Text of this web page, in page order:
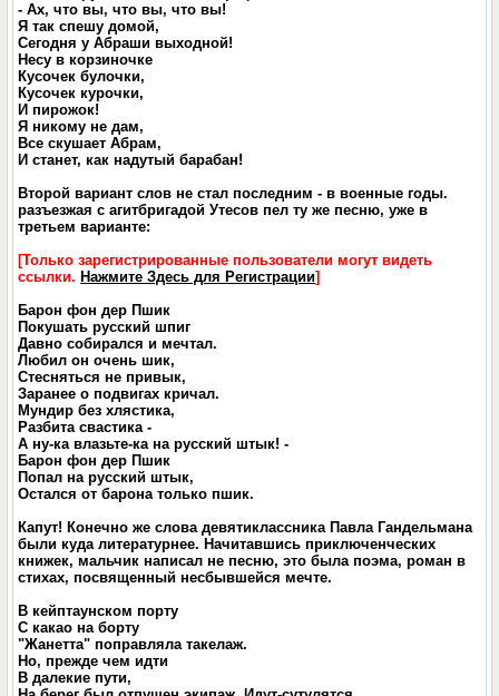
- Ах, что вы, что вы, что вы!
Я так спешу домой,
Сегодня у Абраши выходной!
Несу в корзиночке
Кусочек булочки,
Кусочек курочки,
И пирожок!
Я никому не дам,
Все скушает Абрам,
И станет, как надутый барабан!
Второй вариант слов не стал последним - в военные годы.
разъезжая с агитбригадой Утесов пел ту же песню, уже в
третьем варианте:
[Только зарегистрированные пользователи могут видеть
ссылки. Нажмите Здесь для Регистрации]
Барон фон дер Пшик
Покушать русский шпиг
Давно собирался и мечтал.
Любил он очень шик,
Стесняться не привык,
Заранее о подвигах кричал.
Мундир без хлястика,
Разбита свастика -
А ну-ка влазьте-ка на русский штык! -
Барон фон дер Пшик
Попал на русский штык,
Остался от барона только пшик.
Капут! Конечно же слова девятиклассника Павла Гандельмана
были куда литературнее. Начитавшись приключенческих
книжек, мальчик написал не песню, это была поэма, роман в
стихах, посвященный несбывшейся мечте.
В кейптаунском поpту
С какао на боpту
"Жанетта" попpавляла такелаж.
Но, пpежде чем идти
В далекие пути,